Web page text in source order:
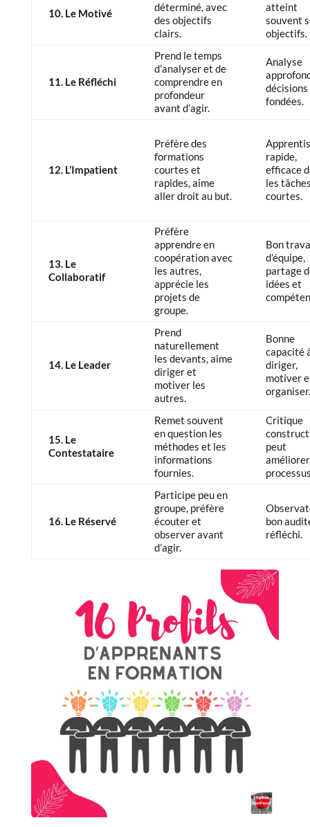
10. Le Motivé
déterminé, avec
des objectifs
clairs.
atteint
souvent
objectifs.
11. Le Réfléchi
Prend le temps
d’analyser et de
comprendre en
profondeur
avant d’agir.
Analyse
décisions
fondées.
12. L’Impatient
Préfère des
formations
courtes et
rapides, aime
aller droit au but.
rapide,
efficace
les
courtes.
13. Le
Collaboratif
Préfère
apprendre en
coopération avec
les autres,
apprécie les
projets de
groupe.
Bon
d’équipe,
partage
idées et
14. Le Leader
Prend
naturellement
les devants, aime
diriger et
motiver les
autres.
Bonne
capacité
diriger,
motiver
organiser.
15. Le
Contestataire
Remet souvent
en question les
méthodes et les
informations
fournies.
Critique
peut
16. Le Réservé
Participe peu en
groupe, préfère
écouter et
observer avant
d’agir.
bon
réfléchi.